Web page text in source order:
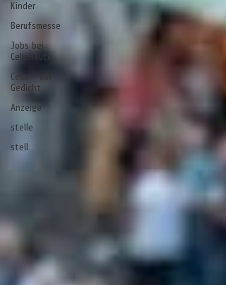
Kinder
Berufsmesse
Jobs bei
CelleHeute
Celle - ein
Gedicht
Anzeige
stelle
stell